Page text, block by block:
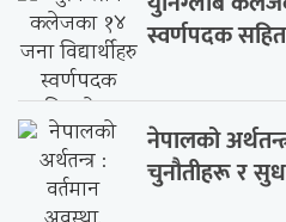
स्वर्णपदक
नेपालको
चुनौतीहरू र